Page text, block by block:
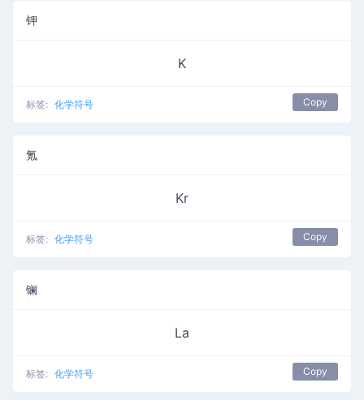
钾
K
标签: 化学符号 Copy
氪
Kr
标签: 化学符号 Copy
镧
La
标签: 化学符号 Copy